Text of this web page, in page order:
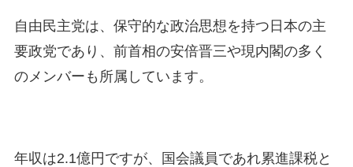
自由民主党は、保守的な政治思想を持つ日本の主
要政党であり、前首相の安倍晋三や現内閣の多く
のメンバーも所属しています​。
年収は2.1億円ですが、国会議員であれ累進課税と